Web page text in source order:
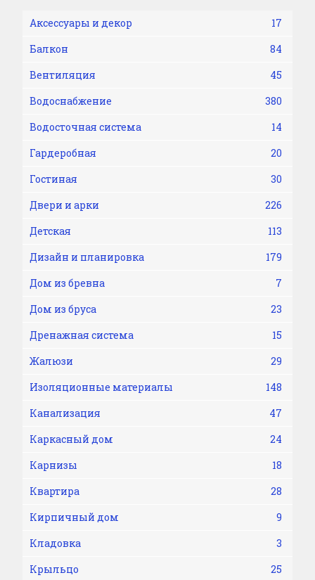
Аксессуары и декор
17
Балкон
84
Вентиляция
45
Водоснабжение
380
Водосточная система
14
Гардеробная
20
Гостиная
30
Двери и арки
226
Детская
113
Дизайн и планировка
179
Дом из бревна
7
Дом из бруса
23
Дренажная система
15
Жалюзи
29
Изоляционные материалы
148
Канализация
47
Каркасный дом
24
Карнизы
18
Квартира
28
Кирпичный дом
9
Кладовка
3
Крыльцо
25